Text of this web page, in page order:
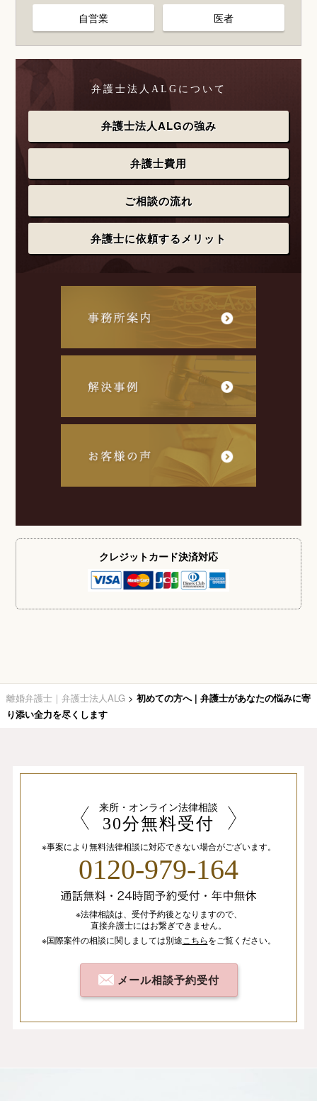
自営業 医者
弁護士法人ALGについて
弁護士法人ALGの強み
弁護士費用
ご相談の流れ
弁護士に依頼するメリット
クレジットカード決済対応
離婚弁護士｜弁護士法人ALG > 初めての方へ | 弁護士があなたの悩みに寄
り添い全力を尽くします
来所・オンライン法律相談
30分無料受付
※事案により無料法律相談に対応できない場合がございます。
0120-979-164
※法律相談は、 受付予約後となりますので、
直接弁護士にはお繋ぎできません。
※国際案件の相談に関しましては別途 こちらをご覧ください。
メール相談予約受付